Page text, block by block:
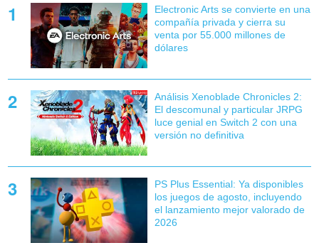
Electronic Arts se convierte en una
compañía privada y cierra su
venta por 55.000 millones de
dólares
Análisis Xenoblade Chronicles 2:
El descomunal y particular JRPG
luce genial en Switch 2 con una
versión no definitiva
PS Plus Essential: Ya disponibles
los juegos de agosto, incluyendo
el lanzamiento mejor valorado de
2026